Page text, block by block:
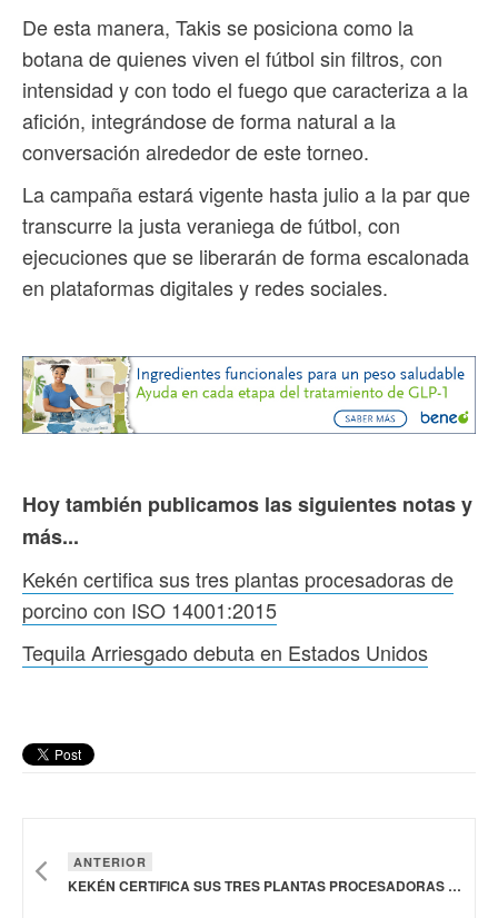
De esta manera, Takis se posiciona como la
botana de quienes viven el fútbol sin filtros, con
intensidad y con todo el fuego que caracteriza a la
afición, integrándose de forma natural a la
conversación alrededor de este torneo.
La campaña estará vigente hasta julio a la par que
transcurre la justa veraniega de fútbol, con
ejecuciones que se liberarán de forma escalonada
en plataformas digitales y redes sociales.
Hoy también publicamos las siguientes notas y
más...
Kekén certifica sus tres plantas procesadoras de
porcino con ISO 14001:2015
Tequila Arriesgado debuta en Estados Unidos
ANTERIOR
KEKÉN CERTIFICA SUS TRES PLANTAS PROCESADORAS DE PORCINO CON ISO 14001:2015